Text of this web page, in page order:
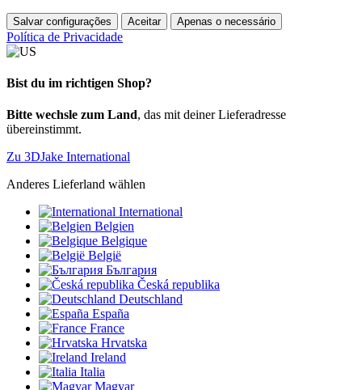
Salvar configurações Aceitar Apenas o necessário
Política de Privacidade
Bist du im richtigen Shop?
Bitte wechsle zum Land, das mit deiner Lieferadresse
übereinstimmt.
Zu 3DJake International
Anderes Lieferland wählen
International
Belgien
Belgique
België
България
Česká republika
Deutschland
España
France
Hrvatska
Ireland
Italia
Magyar